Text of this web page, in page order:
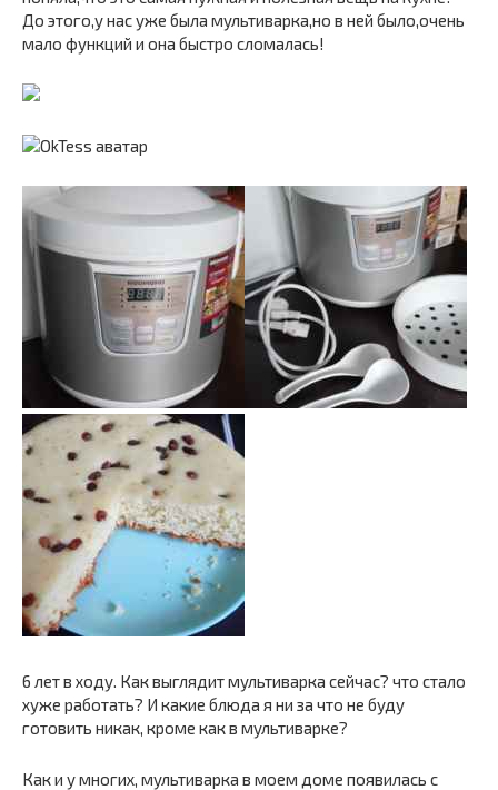
До этого,у нас уже была мультиварка,но в ней было,очень
мало функций и она быстро сломалась!
6 лет в ходу. Как выглядит мультиварка сейчас? что стало
хуже работать? И какие блюда я ни за что не буду
готовить никак, кроме как в мультиварке?
Как и у многих, мультиварка в моем доме появилась с